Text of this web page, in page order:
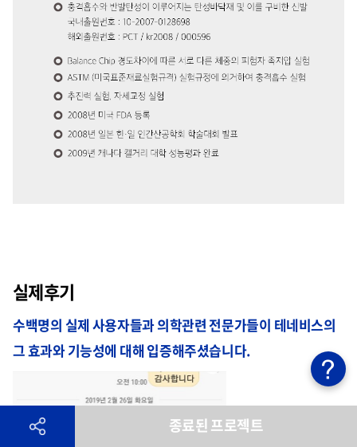
실제후기
수백명의 실제 사용자들과 의학관련 전문가들이 테네비스의
그 효과와 기능성에 대해 입증해주셨습니다.
종료된 프로젝트